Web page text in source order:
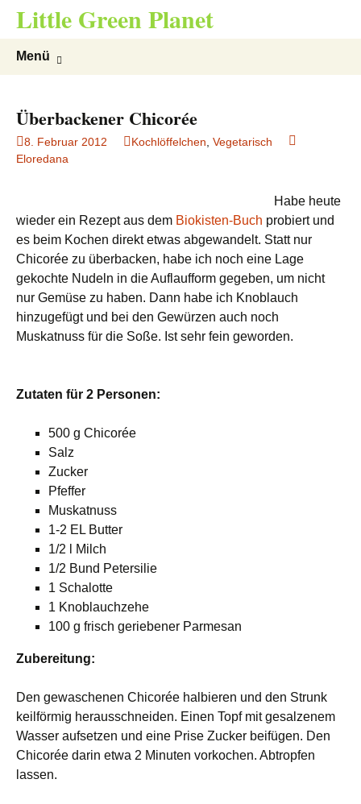
Little Green Planet
Menü
Überbackener Chicorée
8. Februar 2012 Kochlöffelchen Vegetarisch
Eloredana
Habe heute
wieder ein Rezept aus dem Biokisten-Buch probiert und
es beim Kochen direkt etwas abgewandelt. Statt nur
Chicorée zu überbacken, habe ich noch eine Lage
gekochte Nudeln in die Auflaufform gegeben, um nicht
nur Gemüse zu haben. Dann habe ich Knoblauch
hinzugefügt und bei den Gewürzen auch noch
Muskatnuss für die Soße. Ist sehr fein geworden.
Zutaten für 2 Personen:
500 g Chicorée
Salz
Zucker
Pfeffer
Muskatnuss
1-2 EL Butter
1/2 l Milch
1/2 Bund Petersilie
1 Schalotte
1 Knoblauchzehe
100 g frisch geriebener Parmesan
Zubereitung:
Den gewaschenen Chicorée halbieren und den Strunk
keilförmig herausschneiden. Einen Topf mit gesalzenem
Wasser aufsetzen und eine Prise Zucker beifügen. Den
Chicorée darin etwa 2 Minuten vorkochen. Abtropfen
lassen.